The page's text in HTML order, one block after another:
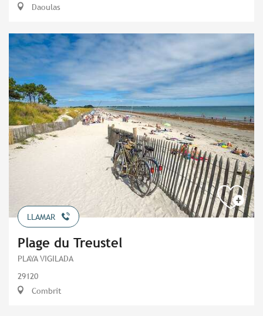
Daoulas
LLAMAR
Plage du Treustel
PLAYA VIGILADA
29120
Combrit